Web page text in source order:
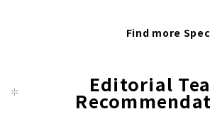
Find more
Editorial